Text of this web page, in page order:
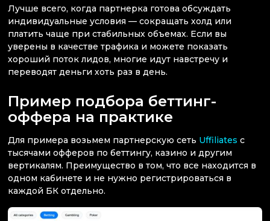
Лучше всего, когда партнерка готова обсуждать
индивидуальные условия — сокращать холд или
платить чаще при стабильных объемах. Если вы
уверены в качестве трафика и можете показать
хороший поток лидов, многие идут навстречу и
переводят деньги хоть раз в день.
Пример подбора беттинг-
оффера на практике
Для примера возьмем партнерскую сеть Uffiliates с
тысячами офферов по беттингу, казино и другим
вертикалям. Преимущество в том, что все находится в
одном кабинете и не нужно регистрироваться в
каждой БК отдельно.